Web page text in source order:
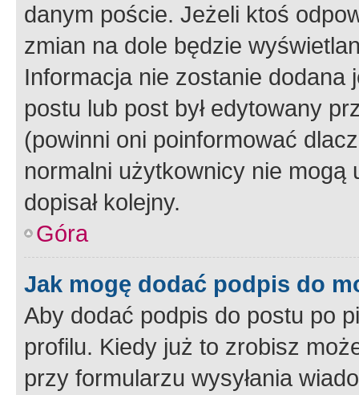
danym poście. Jeżeli ktoś
zmian na dole będzie
Informacja nie zostanie dodana
postu lub post był edytowany
(powinni oni poinformować
normalni użytkownicy nie
dopisał kolejny.
Góra
Jak mogę dodać podpis do
Aby dodać podpis do postu po
profilu. Kiedy już to zrobisz
przy formularzu wysyłania